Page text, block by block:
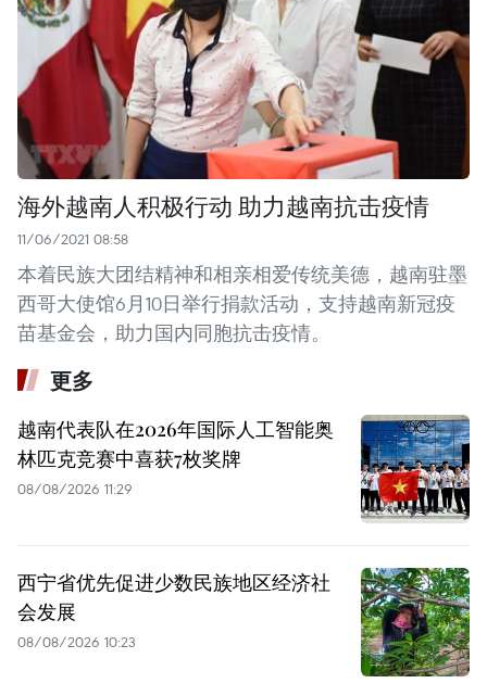
海外越南人积极行动 助力越南抗击疫情
11/06/2021 08:58
本着民族大团结精神和相亲相爱传统美德，越南驻墨
西哥大使馆6月10日举行捐款活动，支持越南新冠疫
苗基金会，助力国内同胞抗击疫情。
更多
越南代表队在2026年国际人工智能奥
林匹克竞赛中喜获7枚奖牌
08/08/2026 11:29
西宁省优先促进少数民族地区经济社
会发展
08/08/2026 10:23